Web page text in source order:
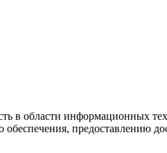
в области информационных
предоставлению